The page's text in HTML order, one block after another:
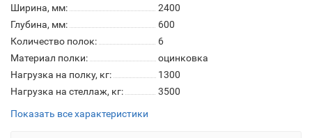
Ширина, мм:
2400
Глубина, мм:
600
Количество полок:
6
Материал полки:
оцинковка
Нагрузка на полку, кг:
1300
Нагрузка на стеллаж, кг:
3500
Показать все характеристики